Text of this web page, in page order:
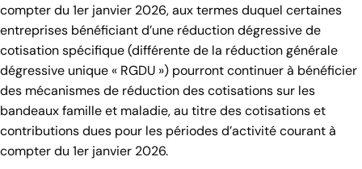
compter du 1er janvier 2026, aux termes duquel certaines
entreprises bénéficiant d’une réduction dégressive de
cotisation spécifique (différente de la réduction générale
dégressive unique « RGDU ») pourront continuer à bénéficier
des mécanismes de réduction des cotisations sur les
bandeaux famille et maladie, au titre des cotisations et
contributions dues pour les périodes d’activité courant à
compter du 1er janvier 2026.